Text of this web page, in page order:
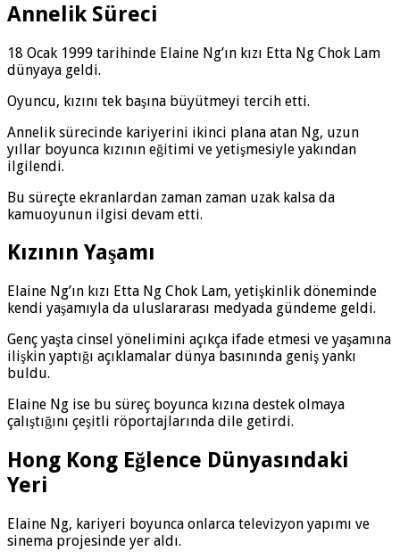
Annelik Süreci
18 Ocak 1999 tarihinde Elaine Ng’ın kızı Etta Ng Chok Lam
dünyaya geldi.
Oyuncu, kızını tek başına büyütmeyi tercih etti.
Annelik sürecinde kariyerini ikinci plana atan Ng, uzun
yıllar boyunca kızının eğitimi ve yetişmesiyle yakından
ilgilendi.
Bu süreçte ekranlardan zaman zaman uzak kalsa da
kamuoyunun ilgisi devam etti.
Kızının Yaşamı
Elaine Ng’ın kızı Etta Ng Chok Lam, yetişkinlik döneminde
kendi yaşamıyla da uluslararası medyada gündeme geldi.
Genç yaşta cinsel yönelimini açıkça ifade etmesi ve yaşamına
ilişkin yaptığı açıklamalar dünya basınında geniş yankı
buldu.
Elaine Ng ise bu süreç boyunca kızına destek olmaya
çalıştığını çeşitli röportajlarında dile getirdi.
Hong Kong Eğlence Dünyasındaki
Yeri
Elaine Ng, kariyeri boyunca onlarca televizyon yapımı ve
sinema projesinde yer aldı.